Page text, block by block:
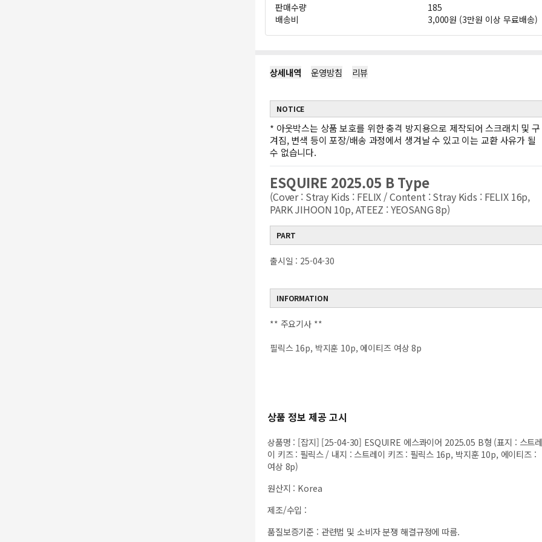
판매수량
185
배송비
3,000원 (3만원 이상 무료배송)
상세내역 운영방침 리뷰
NOTICE
* 아웃박스는 상품 보호를 위한 충격 방지용으로 제작되어 스크래치 및 구
겨짐, 변색 등이 포장/배송 과정에서 생겨날 수 있고 이는 교환 사유가 될
수 없습니다.
ESQUIRE 2025.05 B Type
(Cover : Stray Kids : FELIX / Content : Stray Kids : FELIX 16p,
PARK JIHOON 10p, ATEEZ : YEOSANG 8p)
PART
출시일 : 25-04-30
INFORMATION
** 주요기사 **
필릭스 16p, 박지훈 10p, 에이티즈 여상 8p
상품 정보 제공 고시
상품명 : [잡지] [25-04-30] ESQUIRE 에스콰이어 2025.05 B형 (표지 : 스트
이 키즈 : 필릭스 / 내지 : 스트레이 키즈 : 필릭스 16p, 박지훈 10p, 에이티즈 :
여상 8p)
원산지 : Korea
제조/수입 :
품질보증기준 : 관련법 및 소비자 분쟁 해결규정에 따름.